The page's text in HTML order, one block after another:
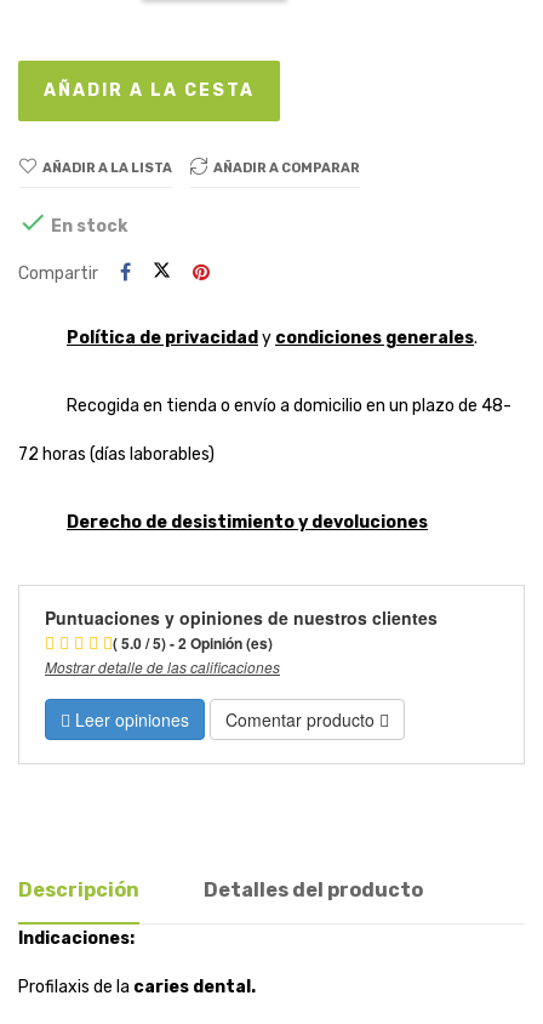
AÑADIR A LA CESTA
AÑADIR A LA LISTA AÑADIR A COMPARAR
 En stock
Compartir
Política de privacidad y condiciones generales.
Recogida en tienda o envío a domicilio en un plazo de 48-
72 horas (días laborables)
Derecho de desistimiento y devoluciones
Puntuaciones y opiniones de nuestros clientes
( 5.0 / 5) - 2 Opinión (es)
Mostrar detalle de las calificaciones
Leer opiniones Comentar producto
Descripción Detalles del producto
Indicaciones:
Profilaxis de la caries dental.